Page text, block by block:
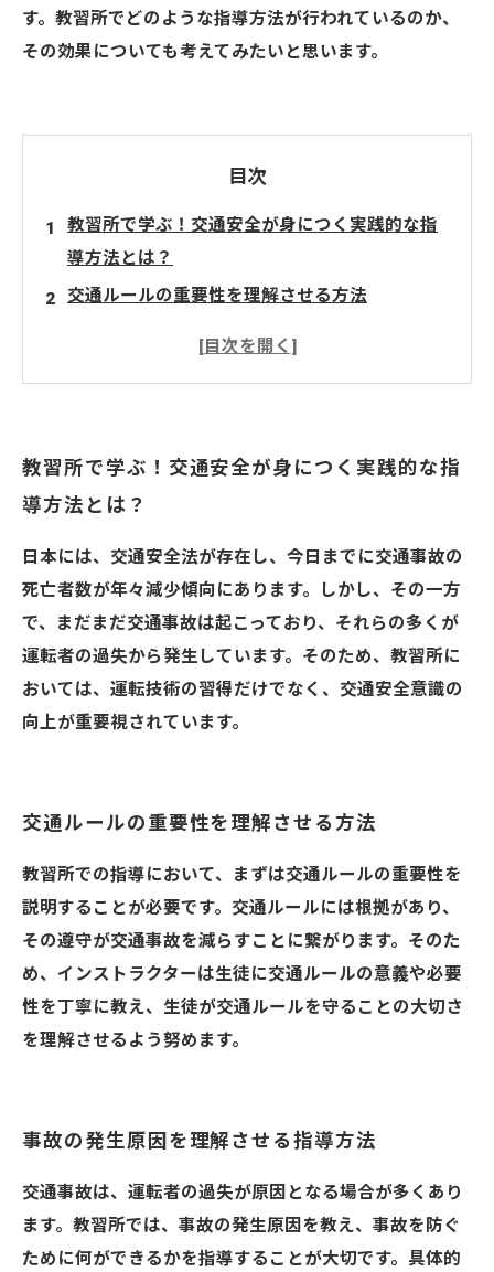
す。教習所でどのような指導方法が行われているのか、
その効果についても考えてみたいと思います。
目次
教習所で学ぶ！交通安全が身につく実践的な指
導方法とは？
交通ルールの重要性を理解させる方法
事故の発生原因を理解させる指導方法
教習所で学ぶ！交通安全が身につく実践的な指
導方法とは？
日本には、交通安全法が存在し、今日までに交通事故の
死亡者数が年々減少傾向にあります。しかし、その一方
で、まだまだ交通事故は起こっており、それらの多くが
運転者の過失から発生しています。そのため、教習所に
おいては、運転技術の習得だけでなく、交通安全意識の
向上が重要視されています。
交通ルールの重要性を理解させる方法
教習所での指導において、まずは交通ルールの重要性を
説明することが必要です。交通ルールには根拠があり、
その遵守が交通事故を減らすことに繋がります。そのた
め、インストラクターは生徒に交通ルールの意義や必要
性を丁寧に教え、生徒が交通ルールを守ることの大切さ
を理解させるよう努めます。
事故の発生原因を理解させる指導方法
交通事故は、運転者の過失が原因となる場合が多くあり
ます。教習所では、事故の発生原因を教え、事故を防ぐ
ために何ができるかを指導することが大切です。具体的